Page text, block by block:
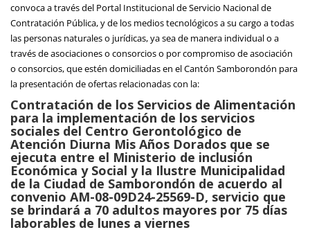
convoca a través del Portal Institucional de Servicio Nacional de
Contratación Pública, y de los medios tecnológicos a su cargo a todas
las personas naturales o jurídicas, ya sea de manera individual o a
través de asociaciones o consorcios o por compromiso de asociación
o consorcios, que estén domiciliadas en el Cantón Samborondón para
la presentación de ofertas relacionadas con la:
Contratación de los Servicios de Alimentación
para la implementación de los servicios
sociales del Centro Gerontológico de
Atención Diurna Mis Años Dorados que se
ejecuta entre el Ministerio de inclusión
Económica y Social y la Ilustre Municipalidad
de la Ciudad de Samborondón de acuerdo al
convenio AM-08-09D24-25569-D, servicio que
se brindará a 70 adultos mayores por 75 días
laborables de lunes a viernes